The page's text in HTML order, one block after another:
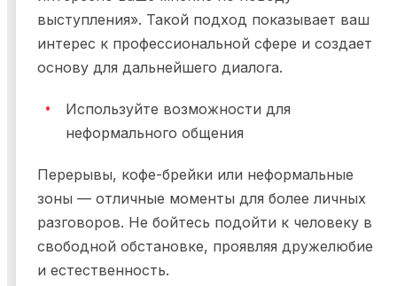
выступления». Такой подход показывает ваш
интерес к профессиональной сфере и создает
основу для дальнейшего диалога.
Используйте возможности для
неформального общения
Перерывы, кофе-брейки или неформальные
зоны — отличные моменты для более личных
разговоров. Не бойтесь подойти к человеку в
свободной обстановке, проявляя дружелюбие
и естественность.